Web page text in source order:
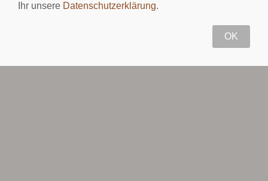
www.bbrandonneure.net
Ihr unsere Datenschutzerklärung.
OK